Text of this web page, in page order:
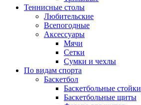
Теннисные столы
Любительские
Всепогодные
Аксессуары
Мячи
Сетки
Сумки и чехлы
По видам спорта
Баскетбол
Баскетбольные стойки
Баскетбольные щиты